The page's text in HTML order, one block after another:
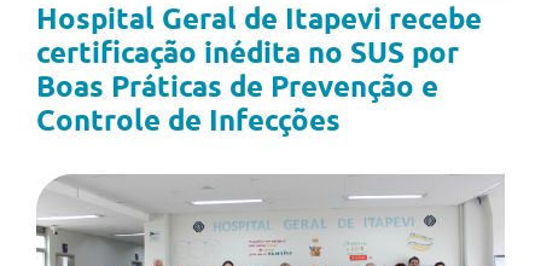
Hospital Geral de Itapevi recebe
certificação inédita no SUS por
Boas Práticas de Prevenção e
Controle de Infecções